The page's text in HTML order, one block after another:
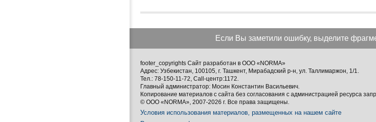
Если Вы заметили ошибку, выделите
footer_copyrights Сайт разработан в ООО «NORMA»
Адрес: Узбекистан, 100105, г. Ташкент, Мирабадский р-н, ул. Таллимаржон, 1/1.
Тел.: 78-150-11-72, Call-центр:1172.
Главный администратор: Мосин Константин Васильевич.
Копирование материалов с сайта без согласования с администрацией ресурса
© ООО «NORMA», 2007-2026 г. Все права защищены.
Условия использования материалов, размещенных на нашем сайте